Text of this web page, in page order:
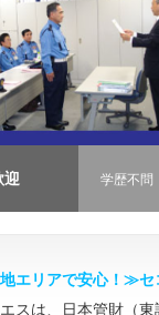
迎 学歴不問
エリアで安心！≫セ
スは、日本管財（